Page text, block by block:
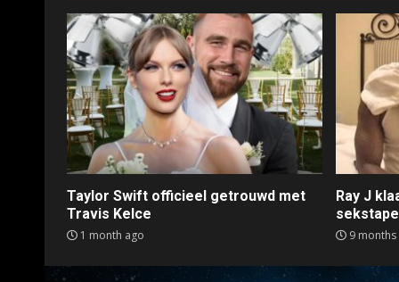
Taylor Swift officieel getrouwd met
Travis Kelce
1 month ago
Ray J
sekstape
9 months